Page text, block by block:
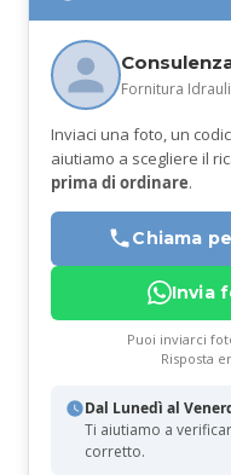
Fornitura
Inviaci una foto, un
aiutiamo a scegliere il
prima di ordinare.
Chiama
Invia
Puoi inviarci
Risposta
Dal Lunedì al
Ti aiutiamo a
corretto.